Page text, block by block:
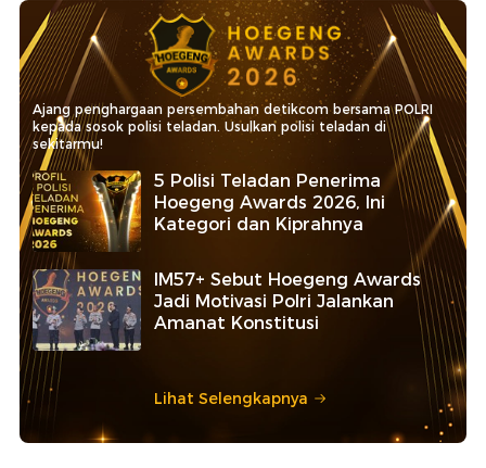
Ajang penghargaan persembahan detikcom bersama POLRI
kepada sosok polisi teladan. Usulkan polisi teladan di
sekitarmu!
5 Polisi Teladan Penerima
Hoegeng Awards 2026, Ini
Kategori dan Kiprahnya
IM57+ Sebut Hoegeng Awards
Jadi Motivasi Polri Jalankan
Amanat Konstitusi
Lihat Selengkapnya